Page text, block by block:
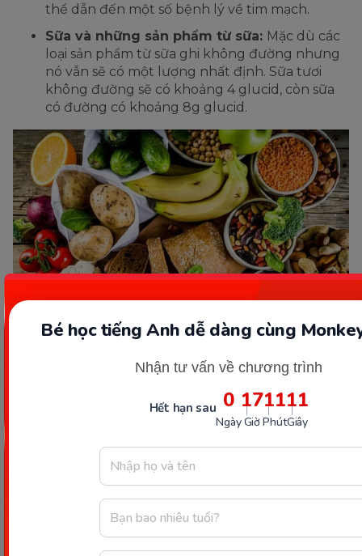
Bé học tiếng Anh dễ dàng cùng
Nhận tư vấn về chương trình
Hết hạn sau 0
Ngày
17
Giờ
11
Phút
10
Giây
thể dẫn đến một số bệnh lý về tim mạch.
Sữa và những sản phẩm từ sữa: Mặc dù các
loại sản phẩm từ sữa ghi không đường nhưng
nó vẫn sẽ có một lượng nhất định. Sữa tươi
không đường sẽ có khoảng 4 glucid, còn sữa
có đường có khoảng 8g glucid.
Một số thực phẩm chứa nhiều Carbohydrate. (Ảnh: Sưu tầm
Trên đây là những thông tin liên quan đến
chất
mà Monkey đã cung cấp. Năng lượng từ
Carbohydrate rất quan trọng cho hoạt động sống
hằng ngày của chúng ta, vì vậy hy vọng các bạn sẽ
cung cấp đầy đủ nó mỗi ngày để cơ thể trở nên
khỏe mạnh và năng động hơn nhé.